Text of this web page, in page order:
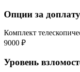
Опции за
Комплект
9000 ₽
Уровень